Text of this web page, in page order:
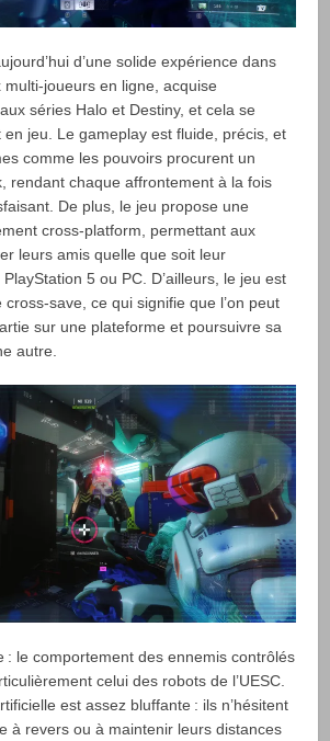
d’une solide expérience dans
multi-joueurs en ligne, acquise
séries Halo et Destiny, et cela se
en jeu. Le gameplay est fluide, précis, et
comme les pouvoirs procurent un
rendant chaque affrontement à la fois
De plus, le jeu propose une
cross‑platform, permettant aux
leurs amis quelle que soit leur
5 ou PC. D’ailleurs, le jeu est
ce qui signifie que l’on peut
sur une plateforme et poursuivre sa
autre.
: le comportement des ennemis contrôlés
celui des robots de l’UESC.
est assez bluffante : ils n’hésitent
à revers ou à maintenir leurs distances